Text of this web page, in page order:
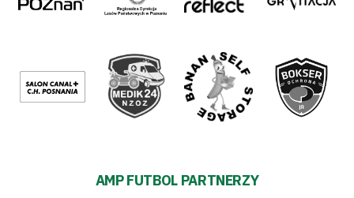
AMP FUTBOL PARTNERZY